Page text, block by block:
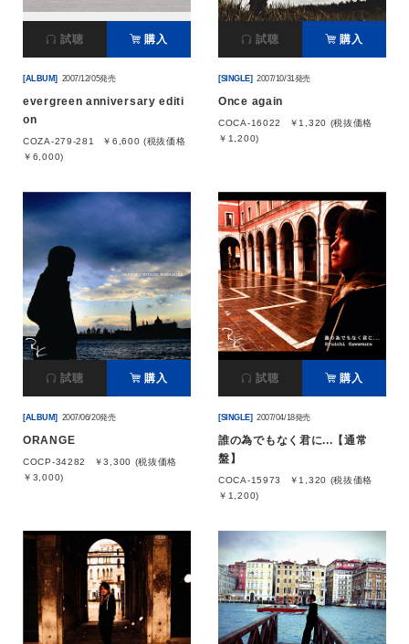
試聴 購入
[ALBUM] 2007/12/05発売
evergreen anniversary editi
on
COZA-279-281
￥6,600 (税抜価格
￥6,000)
試聴 購入
[SINGLE] 2007/10/31発売
Once again
COCA-16022
￥1,320 (税抜価格
￥1,200)
試聴 購入
[ALBUM] 2007/06/20発売
ORANGE
COCP-34282
￥3,300 (税抜価格
￥3,000)
試聴 購入
[SINGLE] 2007/04/18発売
誰の為でもなく君に...【通常
盤】
COCA-15973
￥1,320 (税抜価格
￥1,200)